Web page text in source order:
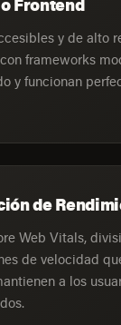
Frontend
y de alto
frameworks
y funcionan
de
Web Vitals,
de velocidad
a los